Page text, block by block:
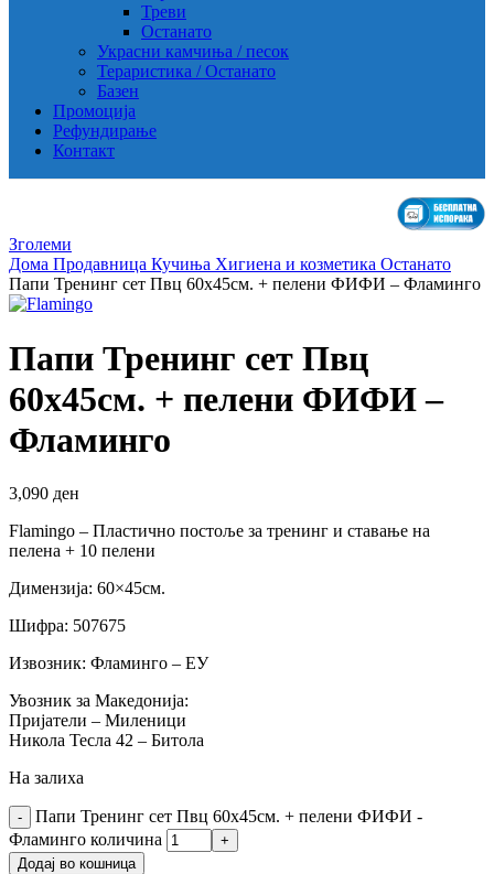
Треви
Останато
Украсни камчиња / песок
Тераристика / Останато
Базен
Промоција
Рефундирање
Контакт
Зголеми
Дома Продавница Кучиња Хигиена и козметика Останато
Папи Тренинг сет Пвц 60х45см. + пелени ФИФИ – Фламинго
Папи Тренинг сет Пвц
60х45см. + пелени ФИФИ –
Фламинго
3,090 ден
Flamingo – Пластично постоље за тренинг и ставање на
пелена + 10 пелени
Димензија: 60×45см.
Шифра: 507675
Извозник: Фламинго – ЕУ
Увозник за Македонија:
Пријатели – Миленици
Никола Тесла 42 – Битола
На залиха
Папи Тренинг сет Пвц 60х45см. + пелени ФИФИ -
Фламинго количина
Додај во кошница